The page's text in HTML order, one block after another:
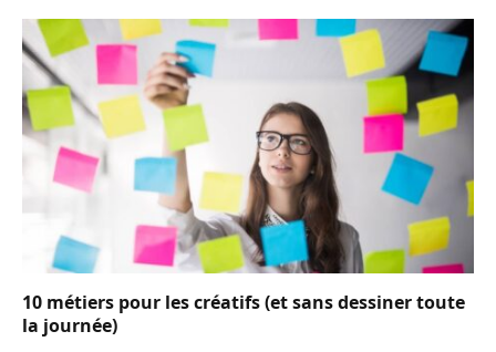
10 métiers pour les créatifs (et sans dessiner toute
la journée)